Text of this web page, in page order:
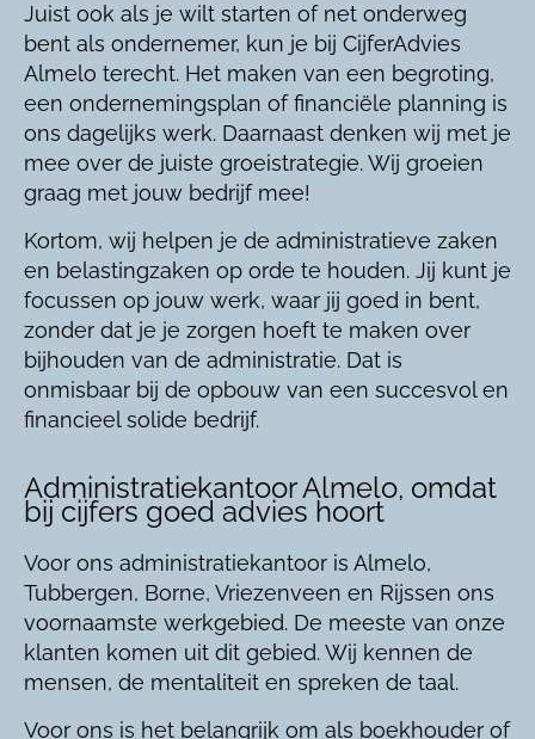
Juist ook als je wilt starten of net onderweg
bent als ondernemer, kun je bij CijferAdvies
Almelo terecht. Het maken van een begroting,
een ondernemingsplan of financiële planning is
ons dagelijks werk. Daarnaast denken wij met je
mee over de juiste groeistrategie. Wij groeien
graag met jouw bedrijf mee!
Kortom, wij helpen je de administratieve zaken
en belastingzaken op orde te houden. Jij kunt je
focussen op jouw werk, waar jij goed in bent,
zonder dat je je zorgen hoeft te maken over
bijhouden van de administratie. Dat is
onmisbaar bij de opbouw van een succesvol en
financieel solide bedrijf.
Administratiekantoor Almelo, omdat
bij cijfers goed advies hoort
Voor ons administratiekantoor is Almelo,
Tubbergen, Borne, Vriezenveen en Rijssen ons
voornaamste werkgebied. De meeste van onze
klanten komen uit dit gebied. Wij kennen de
mensen, de mentaliteit en spreken de taal.
Voor ons is het belangrijk om als boekhouder of